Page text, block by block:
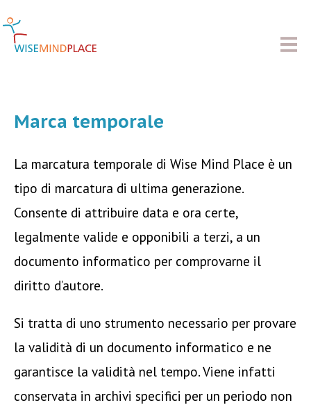
Marca temporale
La marcatura temporale di Wise Mind Place è un
tipo di marcatura di ultima generazione.
Consente di attribuire data e ora certe,
legalmente valide e opponibili a terzi, a un
documento informatico per comprovarne il
diritto d’autore.
Si tratta di uno strumento necessario per provare
la validità di un documento informatico e ne
garantisce la validità nel tempo. Viene infatti
conservata in archivi specifici per un periodo non